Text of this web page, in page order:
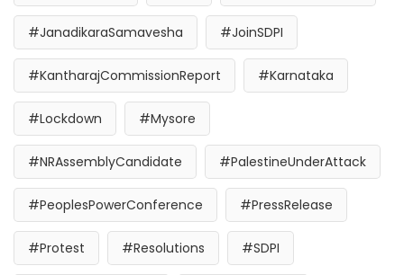
#JanadikaraSamavesha #JoinSDPI
#KantharajCommissionReport #Karnataka
#Lockdown #Mysore
#NRAssemblyCandidate #PalestineUnderAttack
#PeoplesPowerConference #PressRelease
#Protest #Resolutions #SDPI